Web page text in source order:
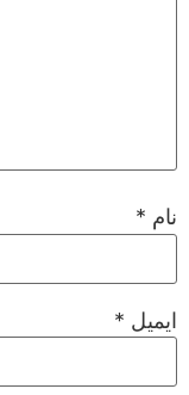
نام *
ایمیل *